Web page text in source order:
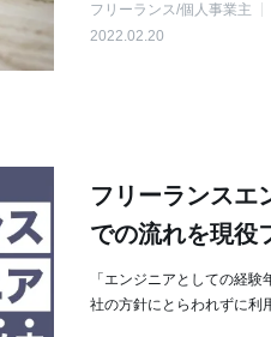
フリーランス/個人事業主
2022.02.20
フリーランスエ
での流れを現役
「エンジニアとしての経
社の方針にとらわれずに利